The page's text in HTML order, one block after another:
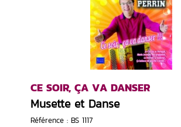
CE SOIR, ÇA VA DANSER
Musette et Danse
Référence : BS 1117